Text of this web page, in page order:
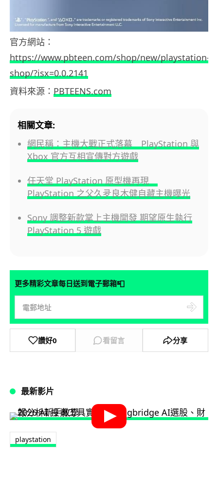
官方網站：
https://www.pbteen.com/shop/new/playstation-
shop/?isx=0.0.2141
資料來源： PBTEENS.com
相關文章:
網民稱：主機大戰正式落幕 PlayStation 與
Xbox 官方互相宣傳對方遊戲
任天堂 PlayStation 原型機再現
PlayStation 之父久夛良木健自藏主機曝光
Sony 調整新款掌上主機開發 期望原生執行
PlayStation 5 遊戲
更多精彩文章每日送到電子郵箱📮
讚好0 看留言 分享
最新影片
playstation